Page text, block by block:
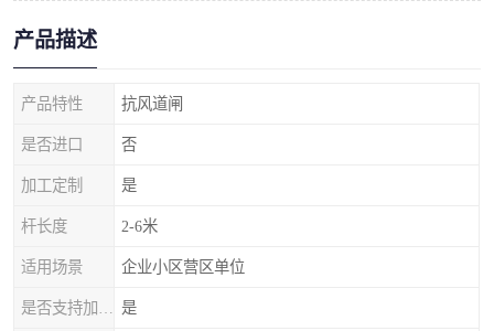
产品描述
产品特性 抗风道闸
是否进口 否
加工定制 是
杆长度 2-6米
适用场景 企业小区营区单位
是